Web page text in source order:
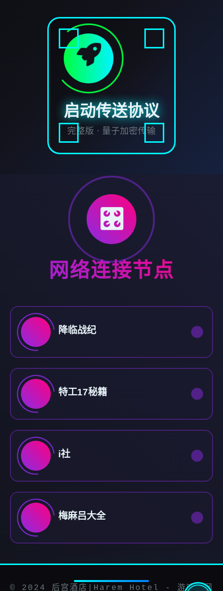
启动传送协议
完整版 · 量子加密传输
🎛️
网络连接节点
降临战纪
特工17秘籍
i社
梅麻吕大全
© 2024 后宫酒店|Harem Hotel - 游戏官网